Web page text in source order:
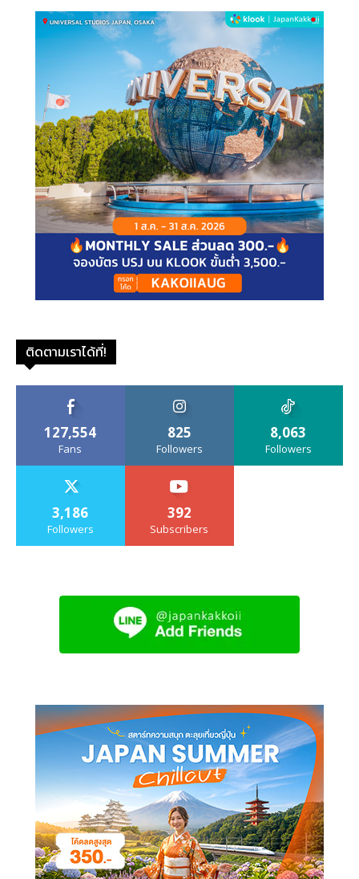
ติดตามเราได้ที่!
127,554
Fans
825
Followers
8,063
Followers
3,186
Followers
392
Subscribers